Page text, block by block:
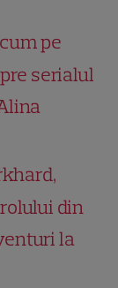
pe
serialul
din
la